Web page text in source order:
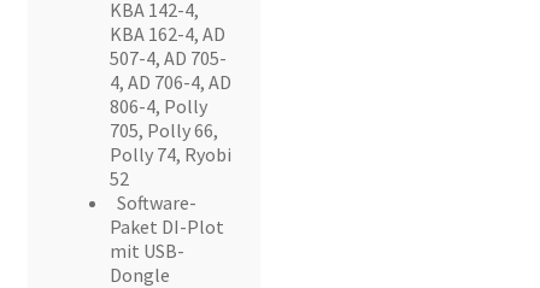
KBA 142-4,
KBA 162-4, AD
507-4, AD 705-
4, AD 706-4, AD
806-4, Polly
705, Polly 66,
Polly 74, Ryobi
52
Software-
Paket DI-Plot
mit USB-
Dongle